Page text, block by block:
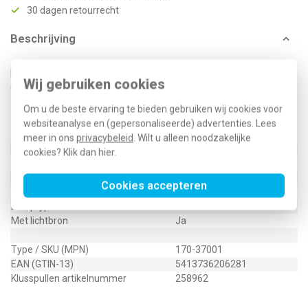
Wij gebruiken cookies
Om u de beste ervaring te bieden gebruiken wij cookies voor
websiteanalyse en (gepersonaliseerde) advertenties. Lees
meer in ons privacybeleid . Wilt u alleen noodzakelijke
cookies? Klik dan hier
Cookies accepteren
30 dagen retourrecht
Beschrijving
drukknoppen 6A of signaalapparaten.
Technische specificaties
Specificatie
Waarde
Nom. spanning
Lamphouder
E10
Kleur lichtbron
Amber (barnsteen)
Lamptype
Met lichtbron
Ja
Type / SKU (MPN)
170-37001
EAN (GTIN-13)
5413736206281
Klusspullen artikelnummer
258962